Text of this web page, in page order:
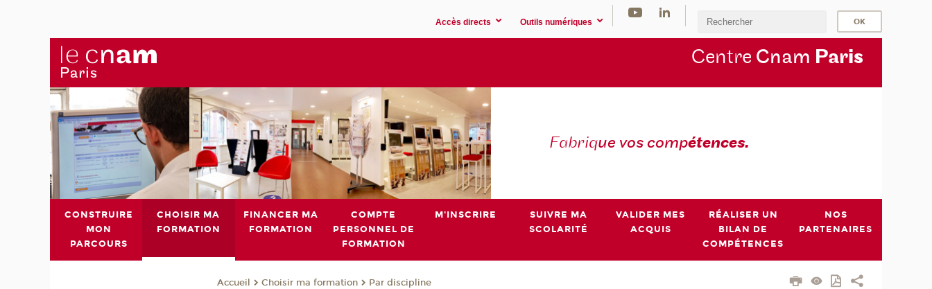
Accès directs Outils numériques
Centre Cnam Paris
Fabrique vos compétences.
CONSTRUIRE
MON
PARCOURS
CHOISIR MA
FORMATION
FINANCER MA
FORMATION
COMPTE
PERSONNEL DE
FORMATION
M'INSCRIRE
SUIVRE MA
SCOLARITÉ
VALIDER MES
ACQUIS
RÉALISER UN
BILAN DE
COMPÉTENCES
NOS
PARTENAIRES
Accueil Choisir ma formation Par discipline